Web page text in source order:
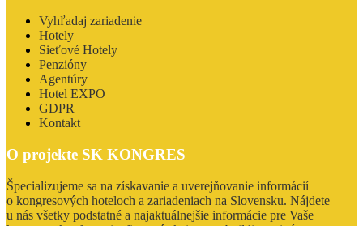
Vyhľadaj zariadenie
Hotely
Sieťové Hotely
Penzióny
Agentúry
Hotel EXPO
GDPR
Kontakt
O projekte SK KONGRES
Špecializujeme sa na získavanie a uverejňovanie informácií
o kongresových hoteloch a zariadeniach na Slovensku. Nájdete
u nás všetky podstatné a najaktuálnejšie informácie pre Vaše